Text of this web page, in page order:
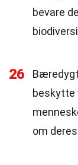
bevare
26
beskytte
om